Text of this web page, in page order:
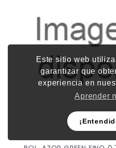
Este sitio web
garantizar que
experiencia en
Aprender